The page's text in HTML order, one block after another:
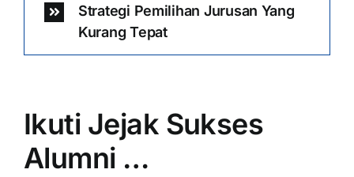
Strategi Pemilihan Jurusan Yang
Kurang Tepat
Ikuti Jejak Sukses
Alumni …